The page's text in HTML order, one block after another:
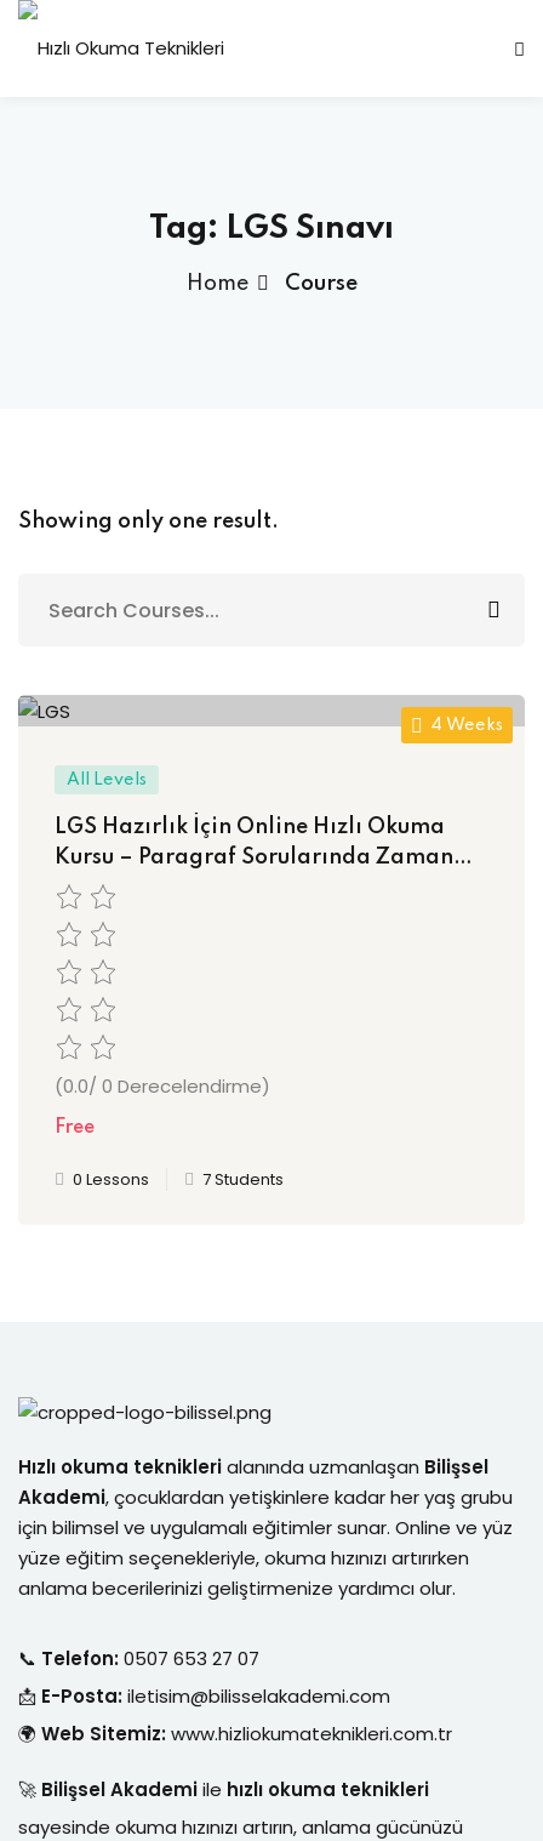
Tag: LGS Sınavı
Home Course
Showing only one result.
4 Weeks
All Levels
LGS Hazırlık İçin Online Hızlı Okuma
Kursu – Paragraf Sorularında Zaman
Kazan, Netlerini Artır!
(0.0/ 0 Derecelendirme)
Free
0 Lessons 7 Students
Hızlı okuma tekniklerialanında uzmanlaşan Bilişsel
Akademi, çocuklardan yetişkinlere kadar her yaş grubu
için bilimsel ve uygulamalı eğitimler sunar. Online ve yüz
yüze eğitim seçenekleriyle, okuma hızınızı artırırken
anlama becerilerinizi geliştirmenize yardımcı olur.
📞 Telefon:0507 653 27 07
📩 E-Posta:iletisim@bilisselakademi.com
🌍 Web Sitemiz:www.hizliokumateknikleri.com.tr
🚀 Bilişsel Akademiile hızlı okuma teknikleri
sayesinde okuma hızınızı artırın, anlama gücünüzü
Sign in
Already have an account?